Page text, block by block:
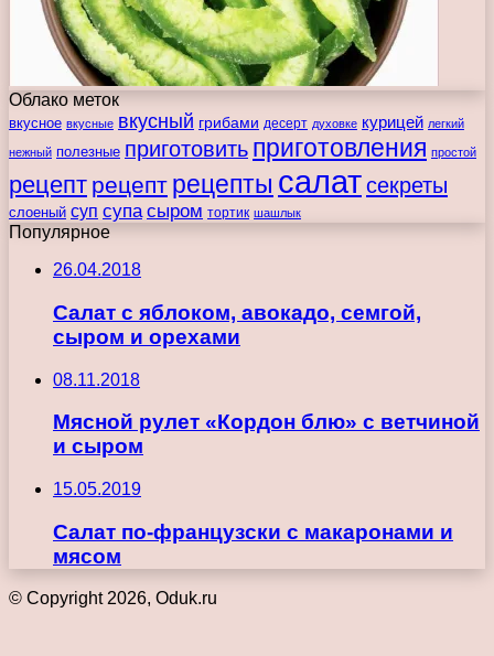
Облако меток
вкусное вкусные вкусный грибами десерт духовке курицей легкий
нежный полезные приготовить приготовления простой
рецепт рецепт рецепты салатсекреты
слоеный суп супа сыром тортик шашлык
Популярное
26.04.2018
Салат с яблоком, авокадо, семгой,
сыром и орехами
08.11.2018
Мясной рулет «Кордон блю» с ветчиной
и сыром
15.05.2019
Салат по-французски с макаронами и
мясом
© Copyright 2026, Oduk.ru